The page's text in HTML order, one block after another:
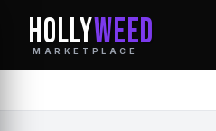
HOLLYWEED
MARKETPLACE